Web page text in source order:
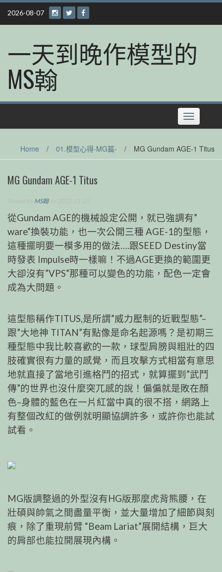
Skip
content
2026-08-07
一天到晚作模型的
MS翰
Toggle
navigation
Home / 01.模型心得-MG篇- / MG Gundam AGE-1 Titus
MG Gundam AGE-1 Titus
MS翰on 2012-11-25
從Gundam AGE的機械設定公開，就已強調有”
ware”換裝功能，也一次公開三種 AGE-1的型態，
這種擺明要一模多用的做法….跟SEED Destiny當
時發表 Impulse時一樣嘛！不過AGE更換的範圍更
大卻沒有”VPS”那種可以變色的功能，配色一定會
成為大問題。
這型態稱作TITUS,是所謂”威力壓制的近戰型態”–
跟”大地神 TITAN”有點像是命名起源嗎？是初期三
種型態中我比較喜歡的一款，球型肩膀與粗壯的四
肢確實很有力量的感覺，而且攻擊方式相當有意思
地就直接了當地引進格鬥的招式，就算擺到”武鬥
傳”的世界也沒什麼突兀感的說！偏偏就是敗在顏
色–身體的藍色在一片紅當中真的很不搭，網路上
有整個改紅的做例就明顯協調許多，或許你也能試
試看。
MG版調整過的外型沒有HG版那麼虎背熊腰，在
壯碩與帥氣之間盡量平衡，並大量增加了細節與刻
痕，除了重現前臂 “Beam Lariat”展開結構，巨大
的肩部也能拉開展現內構。